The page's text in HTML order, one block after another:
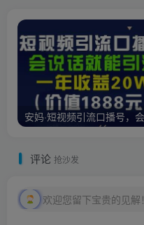
评论 抢沙发
欢迎您留下宝贵的见解！